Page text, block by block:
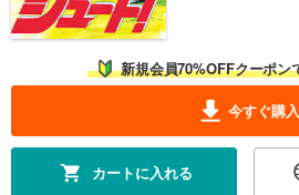
新規会員70%OFFクーポン
今すぐ購入
カートに入れる
シュート！（６）
594円 (税込)
完結
あらすじを表示する
シュート！（７）